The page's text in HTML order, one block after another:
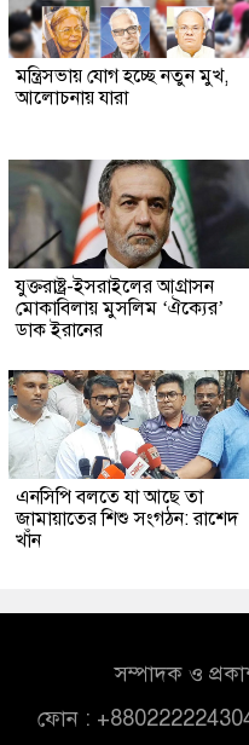
মন্ত্রিসভায় যোগ হচ্ছে নতুন মুখ,
আলোচনায় যারা
যুক্তরাষ্ট্র-ইসরাইলের আগ্রাসন
মোকাবিলায় মুসলিম ‘ঐক্যের’
ডাক ইরানের
এনসিপি বলতে যা আছে তা
জামায়াতের শিশু সংগঠন: রাশেদ
খাঁন
সম্পাদক ও
ফোন :